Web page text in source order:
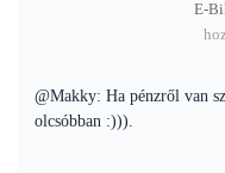
E-
@Makky: Ha pénzről van
olcsóbban :))).